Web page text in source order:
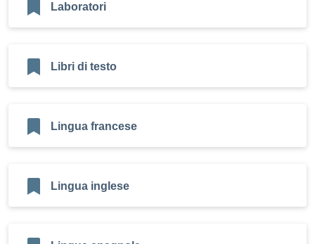
Laboratori
Libri di testo
Lingua francese
Lingua inglese